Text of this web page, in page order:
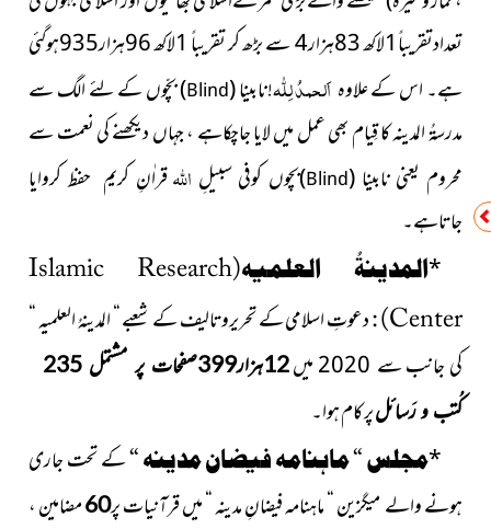
تعدادتقریباً1لاکھ 83ہزار4 سے بڑھ کر تقریباً 1لاکھ 96ہزار935ہوگئی
ہے۔ اس کے علاوہاَلحمدُ لِلّٰہ!نابینا(
Blind
)بچّوںکے لئے الگ سے
مدرسۃُ المدینہ کا قِیام بھی عمل میں لایا جاچکاہے ، جہاں دیکھنے کی نعمت سے
محروم یعنی نابینا(
Blind
)بچوںکوفی سبیلِ اللہقراٰنِ کریم حفظ کروایا
جاتاہے۔
*المدینۃُ العلمیہ(
Islamic Research
Center
) :دعوتِ اسلامی کے تحریروتالیف کے شعبے “ المدینہُ العلمیہ “
کی جانب سے 2020 میں
کُتب و رَسائلپر کام ہوا۔
*مجلس “ ماہنامہ فیضان مدینہ “کے تحت جاری
ہونے والے میگزین “ ماہنامہ فیضانِ مدینہ “ میں قرآنیات پر60مضامین ،